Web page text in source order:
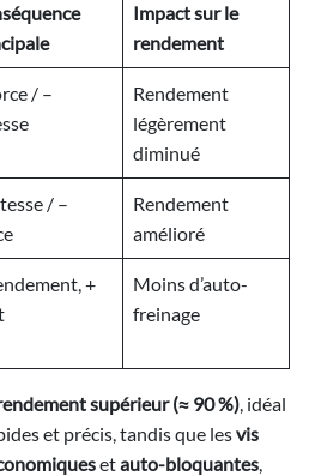
Impact sur le
rendement
/ –
Rendement
légèrement
diminué
/ –
Rendement
amélioré
+
Moins d’auto-
freinage
supérieur (≈ 90 %), idéal
et précis, tandis que lesvis
etauto-bloquantes,